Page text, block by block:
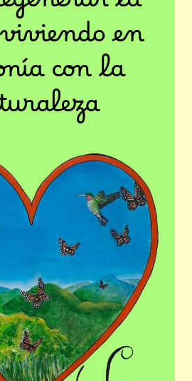
en
con la